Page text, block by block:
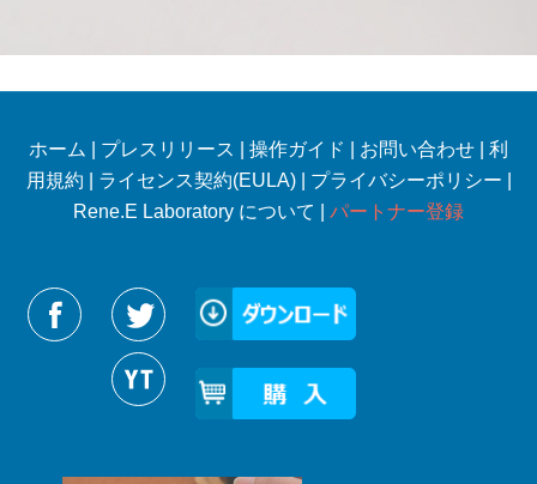
ホーム プレスリリース 操作ガイド お問い合わせ
利
用規約
ライセンス契約(EULA)| プライバシーポリシー
Rene.E Laboratory について | パートナー登録
Reneelabをフォローする